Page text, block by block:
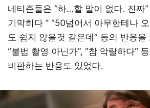
네티즌들은 “하...할 말이 없다. 진짜
기막히다 ” “50넘어서 아무한테나
도 쉽지 않을것 같은데” 등의 반응을
“불법 촬영 아닌가”, “참 악랄하다”
비판하는 반응도 있었다.